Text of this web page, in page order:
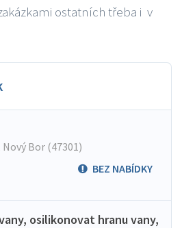
ostatních třeba i v
Nový Bor (47301)
BEZ NABÍDKY
osilikonovat hranu vany,